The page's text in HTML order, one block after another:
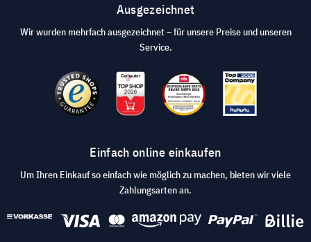
Ausgezeichnet
Wir wurden mehrfach ausgezeichnet – für unsere Preise und unseren
Service.
Einfach online einkaufen
Um Ihren Einkauf so einfach wie möglich zu machen, bieten wir viele
Zahlungsarten an.